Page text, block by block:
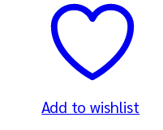
Add to wishlist